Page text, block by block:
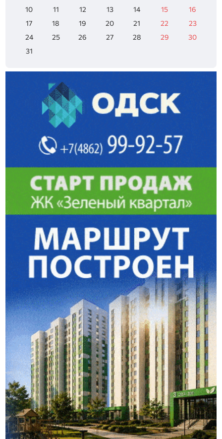
10
11 12 13 14 15
16
17
18 19 20 21 22
23
24
25 26 27 28 29
30
31